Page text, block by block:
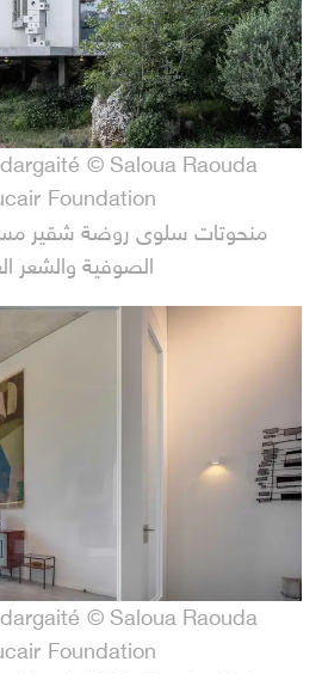
© Saloua Raouda
Foundation
منحوتات سلوى روضة شقير
الصوفية والشعر
© Saloua Raouda
Foundation